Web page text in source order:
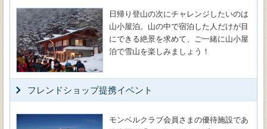
日帰り登山の次にチャレンジしたいのは
山小屋泊。山の中で宿泊した人だけが目
にできる絶景を求めて、ご一緒に山小屋
泊で雪山を楽しみましょう！
フレンドショップ提携イベント
モンベルクラブ会員さまの優待施設であ